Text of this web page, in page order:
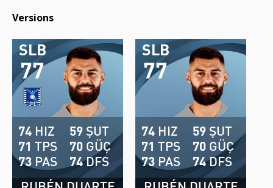
Versions
77
SLB
74 HIZ
71 TPS
73 PAS
59 ŞUT
70 GÜÇ
74DFS
77
SLB
74 HIZ
71 TPS
73 PAS
59 ŞUT
70 GÜÇ
74DFS